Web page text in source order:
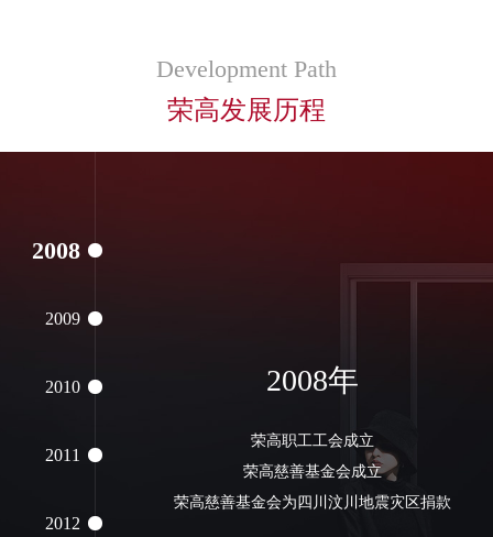
Development Path
荣高发展历程
2008
2009
2010
2011
2012
性发展阶段
2008年
荣高职工工会成立
荣高慈善基金会成立
荣高慈善基金会为四川汶川地震灾区捐款